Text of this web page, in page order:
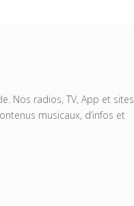
Nos radios, TV, App et sites
musicaux, d’infos et